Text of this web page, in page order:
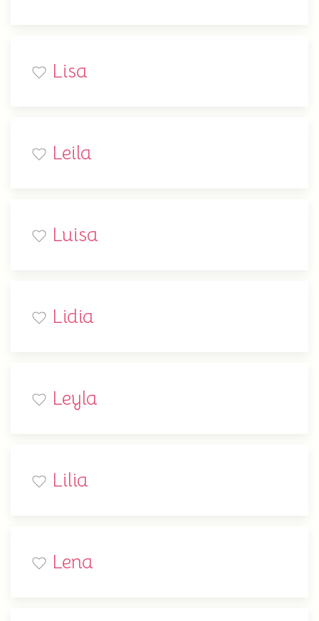
Lisa
Leila
Luisa
Lidia
Leyla
Lilia
Lena